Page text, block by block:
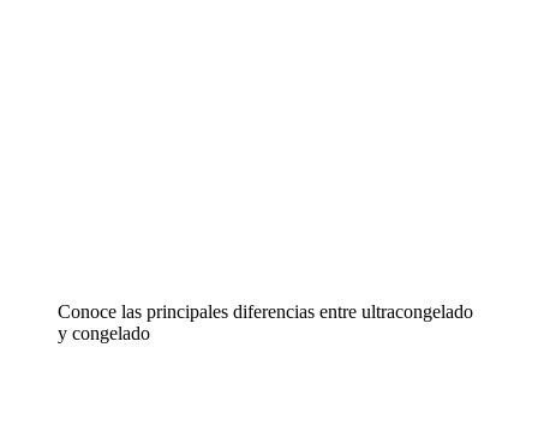
Conoce las principales diferencias entre ultracongelado
y congelado